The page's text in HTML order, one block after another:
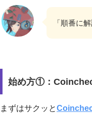
「順番に
始め方①：
まずはサクッと